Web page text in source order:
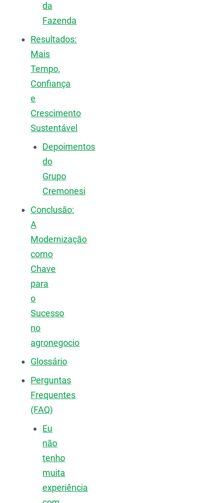
da
Fazenda
Resultados:
Mais
Tempo,
Confiança
e
Crescimento
Sustentável
Depoimentos
do
Grupo
Cremonesi
Conclusão:
A
Modernização
como
Chave
para
o
Sucesso
no
agronegocio
Glossário
Perguntas
Frequentes
(FAQ)
Eu
não
tenho
muita
experiência